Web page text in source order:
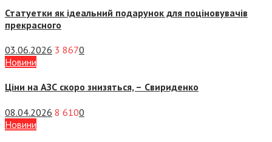
Статуетки як ідеальний подарунок для поціновувачів
прекрасного
03.06.2026 3 8670
Новини
Ціни на АЗС скоро знизяться, – Свириденко
08.04.2026 8 6100
Новини